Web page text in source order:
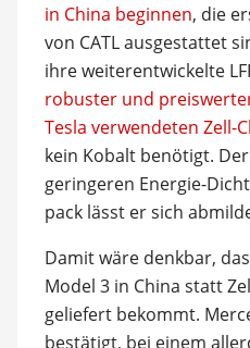
in China beginnen, die
von CATL ausgestattet
ihre weiterentwickelte
robuster und
Tesla verwendeten Zell-
kein Kobalt benötigt.
geringeren Energie-
pack lässt er sich
Damit wäre denkbar,
Model 3 in China statt
geliefert bekommt.
bestätigt, bei einem